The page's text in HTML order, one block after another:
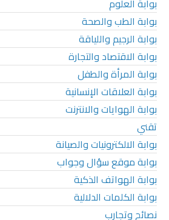
بوابة الطب والصحة
بوابة الرجيم واللياقة
بوابة الاقتصاد والتجارة
بوابة المرأة والطفل
بوابة العلاقات الإنسانية
بوابة الهوايات والانترنت
تقني
بوابة الالكترونيات والصيانة
بوابة موقع سؤال وجواب
بوابة الهواتف الذكية
بوابة الكلمات الدلالية
نصائح وتجارب